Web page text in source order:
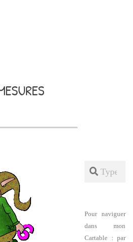
Search
Pour naviguer
dans mon
Cartable : par